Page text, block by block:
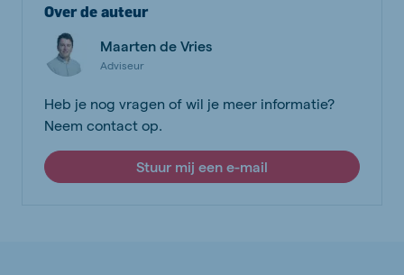
Over de auteur
Maarten de Vries
Adviseur
Heb je nog vragen of wil je meer informatie?
Neem contact op.
Stuur mij een e-mail